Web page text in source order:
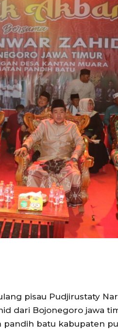
pisau Pudjirustaty
dari Bojonegoro jawa
pandih batu kabupaten